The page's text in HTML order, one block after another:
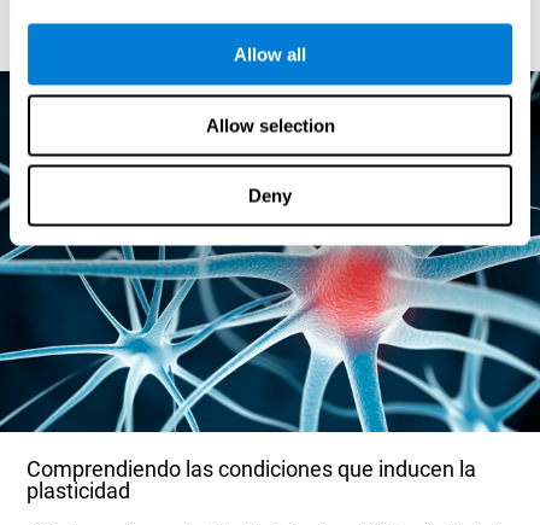
Allow all
Allow selection
Deny
los niños se involucren en el aprendizaje.
Comprendiendo las condiciones que inducen la
plasticidad